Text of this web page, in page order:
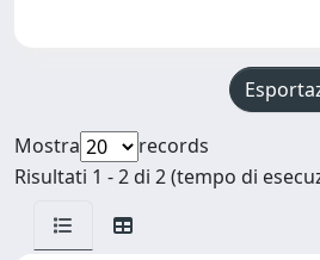
Mostra
records
Risultati 1 - 2 di 2 (tempo di